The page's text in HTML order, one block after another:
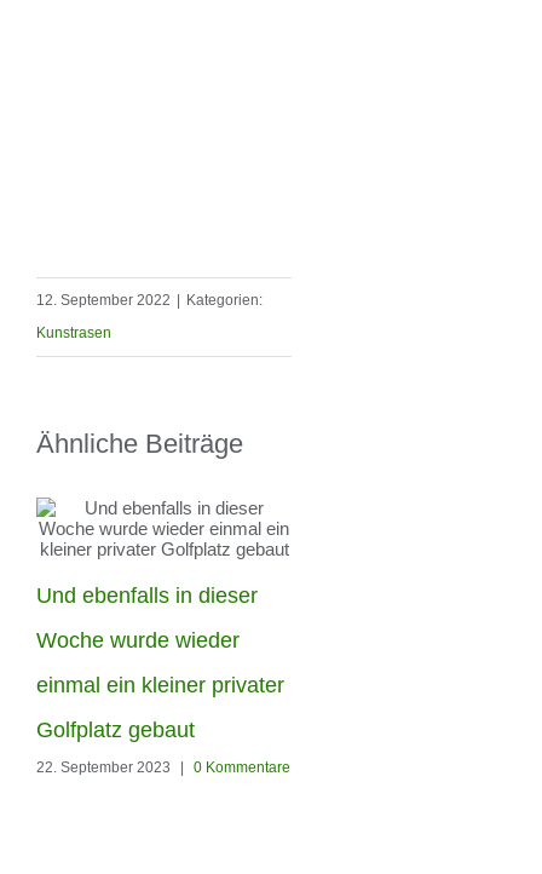
12. September 2022
Kategorien:
Kunstrasen
Ähnliche Beiträge
Und ebenfalls in dieser
Woche wurde wieder
einmal ein kleiner privater
Golfplatz gebaut
22. September 2023 0 Kommentare